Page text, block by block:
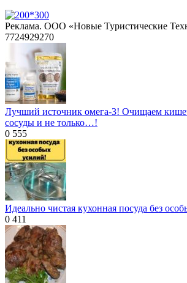
Реклама. ООО «Новые Туристические
7724929270
Лучший источник омега-3! Очищаем
сосуды и не только…!
0 555
Идеально чистая кухонная посуда без
0 411